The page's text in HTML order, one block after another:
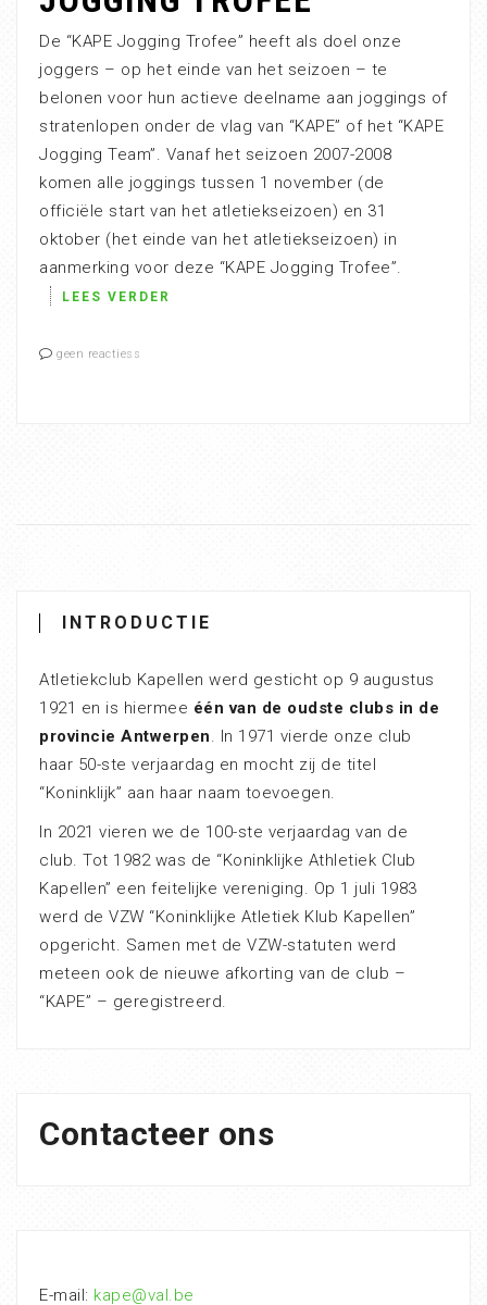
De “KAPE Jogging Trofee” heeft als doel onze
joggers – op het einde van het seizoen – te
belonen voor hun actieve deelname aan joggings of
stratenlopen onder de vlag van “KAPE” of het “KAPE
Jogging Team”. Vanaf het seizoen 2007-2008
komen alle joggings tussen 1 november (de
officiële start van het atletiekseizoen) en 31
oktober (het einde van het atletiekseizoen) in
aanmerking voor deze “KAPE Jogging Trofee”.
LEES VERDER
geen reactiess
INTRODUCTIE
Atletiekclub Kapellen werd gesticht op 9 augustus
1921 en is hiermee één van de oudste clubs in de
provincie Antwerpen. In 1971 vierde onze club
haar 50-ste verjaardag en mocht zij de titel
“Koninklijk” aan haar naam toevoegen.
In 2021 vieren we de 100-ste verjaardag van de
club. Tot 1982 was de “Koninklijke Athletiek Club
Kapellen” een feitelijke vereniging. Op 1 juli 1983
werd de VZW “Koninklijke Atletiek Klub Kapellen”
opgericht. Samen met de VZW-statuten werd
meteen ook de nieuwe afkorting van de club –
“KAPE” – geregistreerd.
Contacteer ons
E-mail: kape@val.be